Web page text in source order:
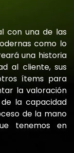
con una de las
como lo
una historia
al cliente, sus
ítems para
la valoración
la capacidad
de la mano
tenemos en